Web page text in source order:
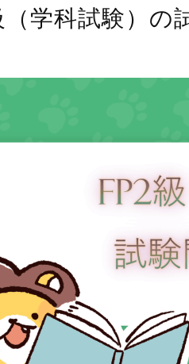
（学科試験）の